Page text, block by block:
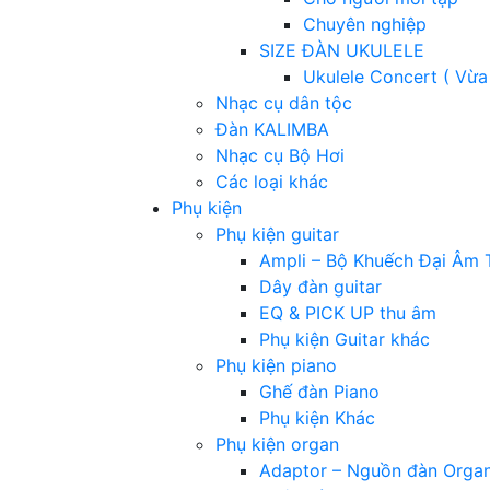
Chuyên nghiệp
SIZE ĐÀN UKULELE
Ukulele Concert ( Vừa
Nhạc cụ dân tộc
Đàn KALIMBA
Nhạc cụ Bộ Hơi
Các loại khác
Phụ kiện
Phụ kiện guitar
Ampli – Bộ Khuếch Đại Âm
Dây đàn guitar
EQ & PICK UP thu âm
Phụ kiện Guitar khác
Phụ kiện piano
Ghế đàn Piano
Phụ kiện Khác
Phụ kiện organ
Adaptor – Nguồn đàn